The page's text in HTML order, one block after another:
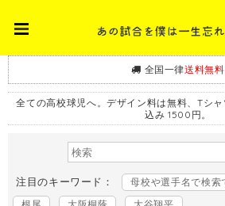
全国一律送料無料
全ての高校球児へ。デザイン料は無料、Tシ
込み 1500円。
注目のキーワード： 母校や選手名で検索